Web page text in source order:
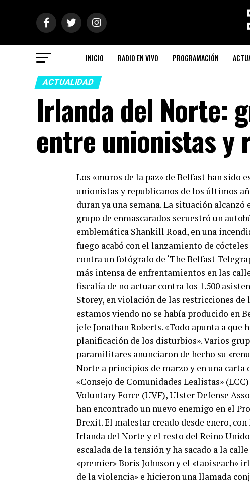
INICIO RADIO EN VIVO PROGRAMACIÓN
ACTUALIDAD
Irlanda del Norte:
entre unionistas y
Los «muros de la paz» de Belfast han sido
unionistas y republicanos de los últimos
duran ya una semana. La situación
grupo de enmascarados secuestró un
emblemática Shankill Road, en una
fuego acabó con el lanzamiento de
contra un fotógrafo de ‘The Belfast
más intensa de enfrentamientos en las
fiscalía de no actuar contra los 1.500
Storey, en violación de las restricciones de
estamos viendo no se había producido en
jefe Jonathan Roberts. «Todo apunta a
planificación de los disturbios». Varios
paramilitares anunciaron de hecho su
Norte a principios de marzo y en una
«Consejo de Comunidades Lealistas»
Voluntary Force (UVF), Ulster Defense
han encontrado un nuevo enemigo en el
Brexit. El malestar creado desde enero,
Irlanda del Norte y el resto del Reino
escalada de la tensión y ha sacado a la
«premier» Boris Johnson y el «taoiseach»
de la violencia» e hicieron una llamada